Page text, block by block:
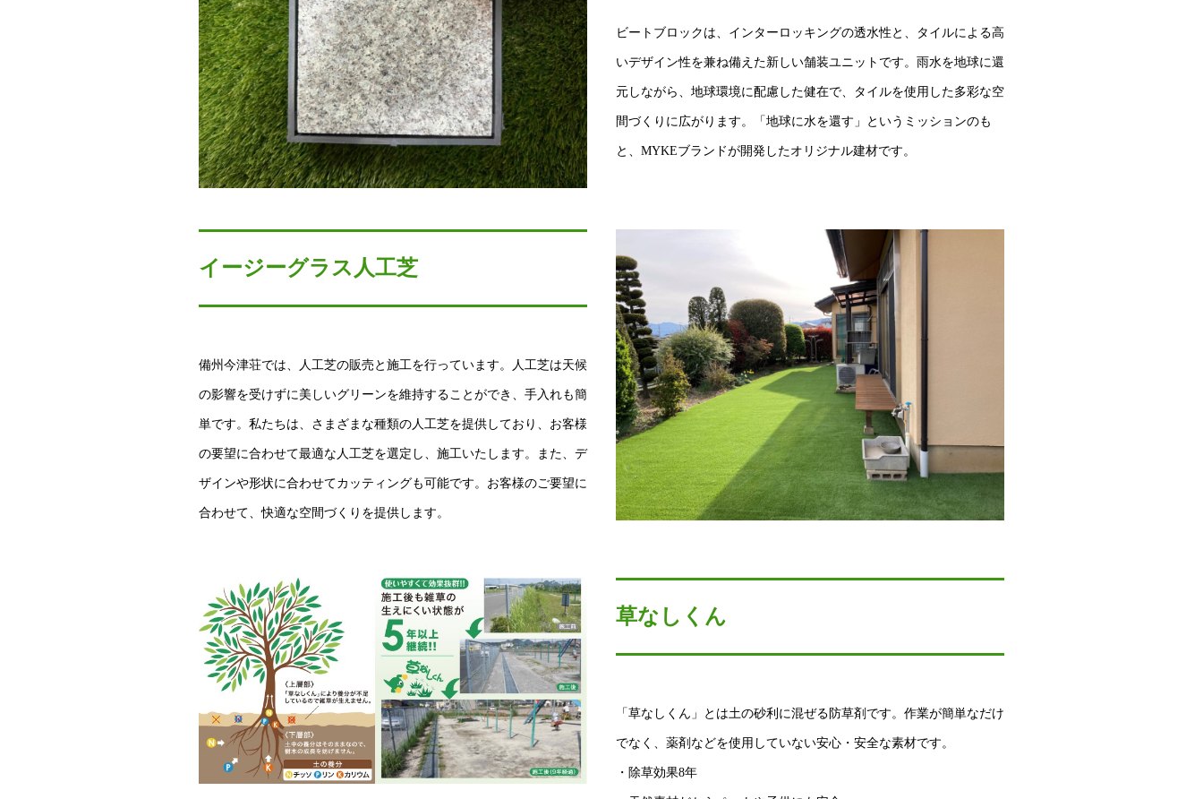
ビートブロックは、インターロッキングの透水性と、タイルによる高
いデザイン性を兼ね備えた新しい舗装ユニットです。雨水を地球に還
元しながら、地球環境に配慮した健在で、タイルを使用した多彩な空
間づくりに広がります。「地球に水を還す」というミッションのも
と、MYKEブランドが開発したオリジナル建材です。
イージーグラス人工芝
備州今津荘では、人工芝の販売と施工を行っています。人工芝は天候
の影響を受けずに美しいグリーンを維持することができ、手入れも簡
単です。私たちは、さまざまな種類の人工芝を提供しており、お客様
の要望に合わせて最適な人工芝を選定し、施工いたします。また、デ
ザインや形状に合わせてカッティングも可能です。お客様のご要望に
合わせて、快適な空間づくりを提供します。
草なしくん
「草なしくん」とは土の砂利に混ぜる防草剤です。作業が簡単なだけ
でなく、薬剤などを使用していない安心・安全な素材です。
・除草効果8年